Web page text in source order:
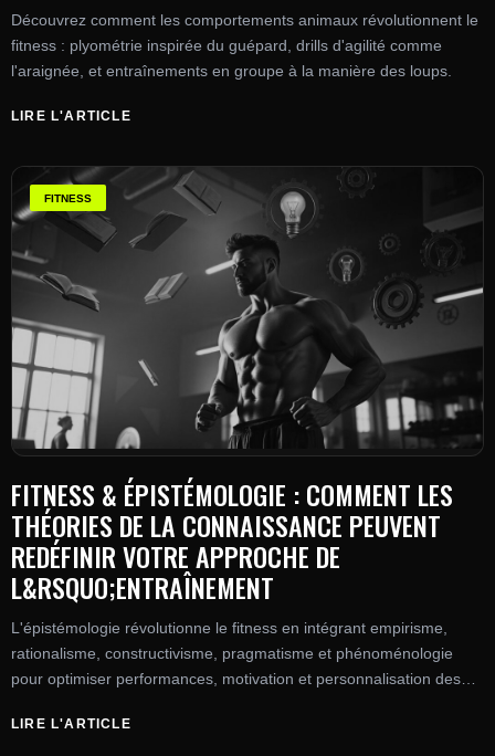
Découvrez comment les comportements animaux révolutionnent le
fitness : plyométrie inspirée du guépard, drills d'agilité comme
l'araignée, et entraînements en groupe à la manière des loups.
LIRE L'ARTICLE
FITNESS
FITNESS & ÉPISTÉMOLOGIE : COMMENT LES
THÉORIES DE LA CONNAISSANCE PEUVENT
REDÉFINIR VOTRE APPROCHE DE
L&RSQUO;ENTRAÎNEMENT
L'épistémologie révolutionne le fitness en intégrant empirisme,
rationalisme, constructivisme, pragmatisme et phénoménologie
pour optimiser performances, motivation et personnalisation des
LIRE L'ARTICLE